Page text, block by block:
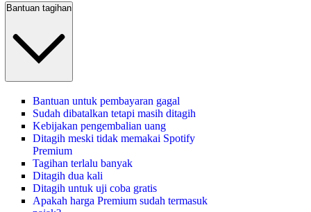
Bantuan tagihan
Bantuan untuk pembayaran gagal
Sudah dibatalkan tetapi masih ditagih
Kebijakan pengembalian uang
Ditagih meski tidak memakai Spotify
Premium
Tagihan terlalu banyak
Ditagih dua kali
Ditagih untuk uji coba gratis
Apakah harga Premium sudah termasuk